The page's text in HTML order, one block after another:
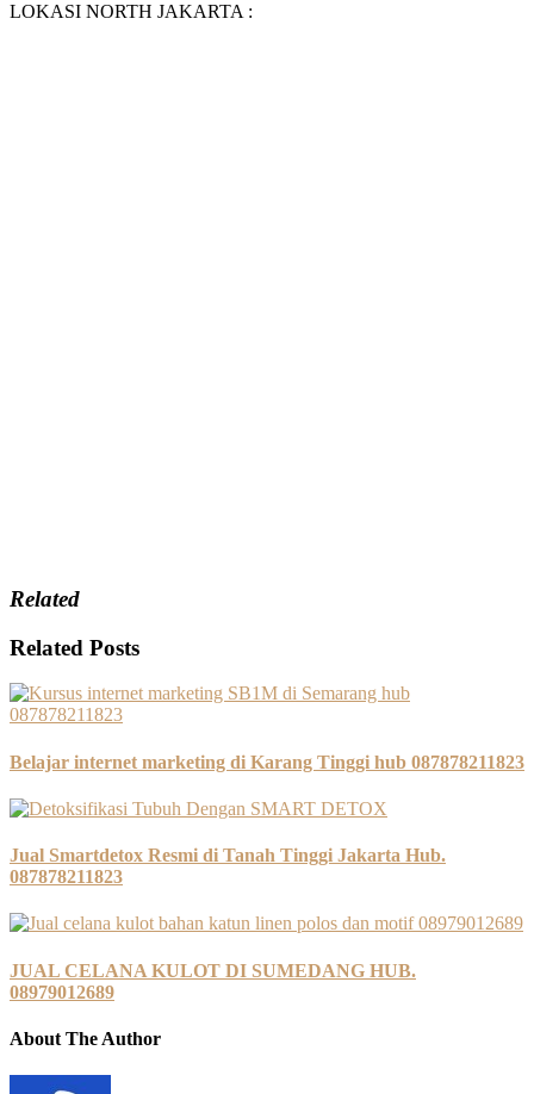
LOKASI NORTH JAKARTA :
Related
Related Posts
Belajar internet marketing di Karang Tinggi hub 087878211823
Jual Smartdetox Resmi di Tanah Tinggi Jakarta Hub.
087878211823
JUAL CELANA KULOT DI SUMEDANG HUB.
08979012689
About The Author